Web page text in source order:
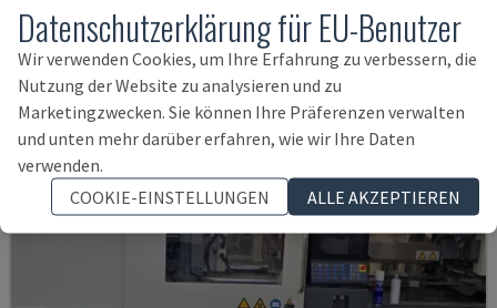
88.500 €
Datenschutzerklärung für EU-Benutzer
Wir verwenden Cookies, um Ihre Erfahrung zu verbessern, die
Nutzung der Website zu analysieren und zu
Marketingzwecken. Sie können Ihre Präferenzen verwalten
und unten mehr darüber erfahren, wie wir Ihre Daten
verwenden.
COOKIE-EINSTELLUNGEN
ALLE AKZEPTIEREN